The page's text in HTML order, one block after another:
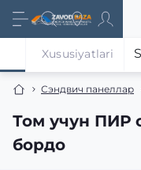
Сэндвич панеллар
Том учун ПИР
бордо
Xususiyatlari